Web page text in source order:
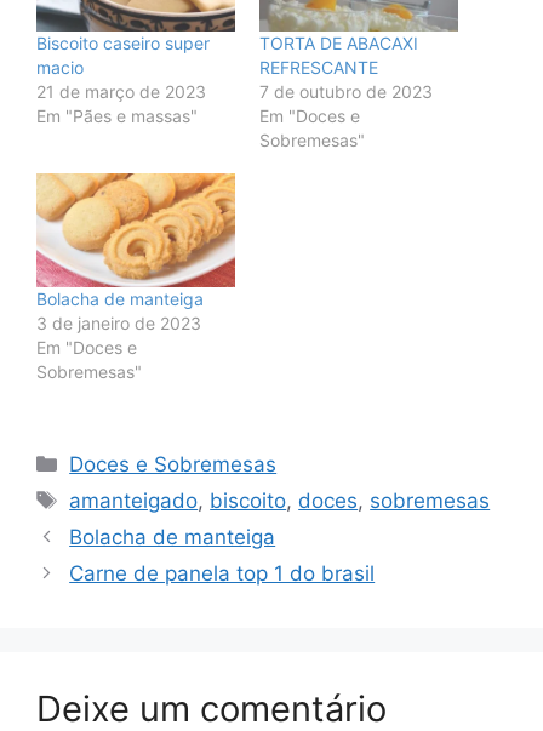
Biscoito caseiro super
macio
21 de março de 2023
Em "Pães e massas"
TORTA DE ABACAXI
REFRESCANTE
7 de outubro de 2023
Em "Doces e
Sobremesas"
Bolacha de manteiga
3 de janeiro de 2023
Em "Doces e
Sobremesas"
Categorias
Doces e Sobremesas
Tags
amanteigado, biscoito, doces, sobremesas
Bolacha de manteiga
Carne de panela top 1 do brasil
Deixe um comentário